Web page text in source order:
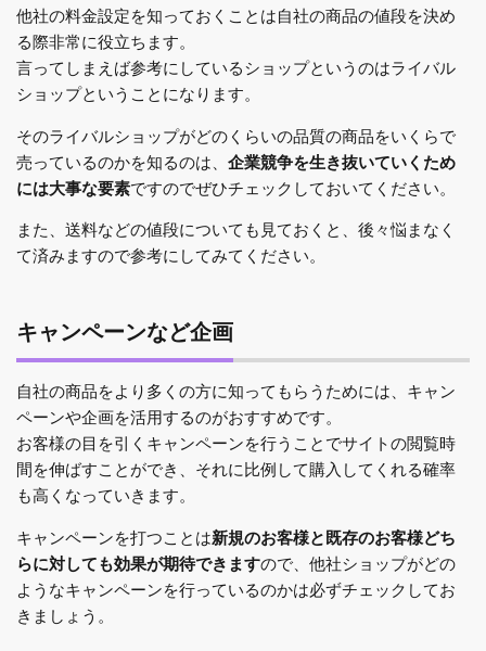
他社の料金設定を知っておくことは自社の商品の値段を決め
る際非常に役立ちます。
言ってしまえば参考にしているショップというのはライバル
ショップということになります。
そのライバルショップがどのくらいの品質の商品をいくらで
売っているのかを知るのは、 企業競争を生き抜いていくため
には大事な要素ですのでぜひチェックしておいてください。
また、送料などの値段についても見ておくと、後々悩まなく
て済みますので参考にしてみてください。
キャンペーンなど企画
自社の商品をより多くの方に知ってもらうためには、キャン
ペーンや企画を活用するのがおすすめです。
お客様の目を引くキャンペーンを行うことでサイトの閲覧時
間を伸ばすことができ、それに比例して購入してくれる確率
も高くなっていきます。
キャンペーンを打つことは新規のお客様と既存のお客様どち
らに対しても効果が期待できますので、他社ショップがどの
ようなキャンペーンを行っているのかは必ずチェックしてお
きましょう。